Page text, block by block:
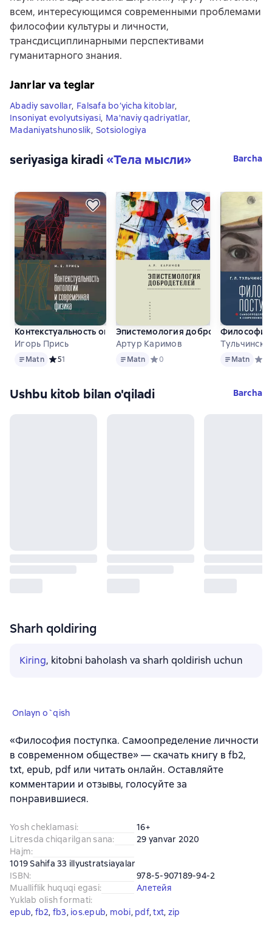
всем, интересующимся современными проблемами
философии культуры и личности,
трансдисциплинарными перспективами
гуманитарного знания.
Janrlar va teglar
Abadiy savollar, Falsafa bo’yicha kitoblar,
Insoniyat evolyutsiyasi, Ma'naviy qadriyatlar,
Madaniyatshunoslik, Sotsiologiya
seriyasiga kiradi«Тела мысли» Barcha
Контекстуальность онтологии и современная физика
Игорь Прись
MatnMatn Средний рейтинг 5 на основе 1 оценок
51
Эпистемология добродетелей
Артур Каримов
MatnMatn Средний рейтинг 0 на основе 0
0
Философия
MatnMatn
Ushbu kitob bilan o'qiladi Barcha
Sharh qoldiring
Kiring, kitobni baholash va sharh qoldirish uchun
Onlayn o`qish
«Философия поступка. Самоопределение личности
в современном обществе» — скачать книгу в fb2,
txt, epub, pdf или читать онлайн. Оставляйте
комментарии и отзывы, голосуйте за
понравившиеся.
Yosh cheklamasi:
16+
Litresda chiqarilgan sana:
29 yanvar 2020
Hajm:
1019 Sahifa 33 illyustratsiayalar
ISBN:
978-5-907189-94-2
Mualliflik huquqi egasi:
Алетейя
Yuklab olish formati:
epub, fb2, fb3, ios.epub, mobi, pdf, txt, zip